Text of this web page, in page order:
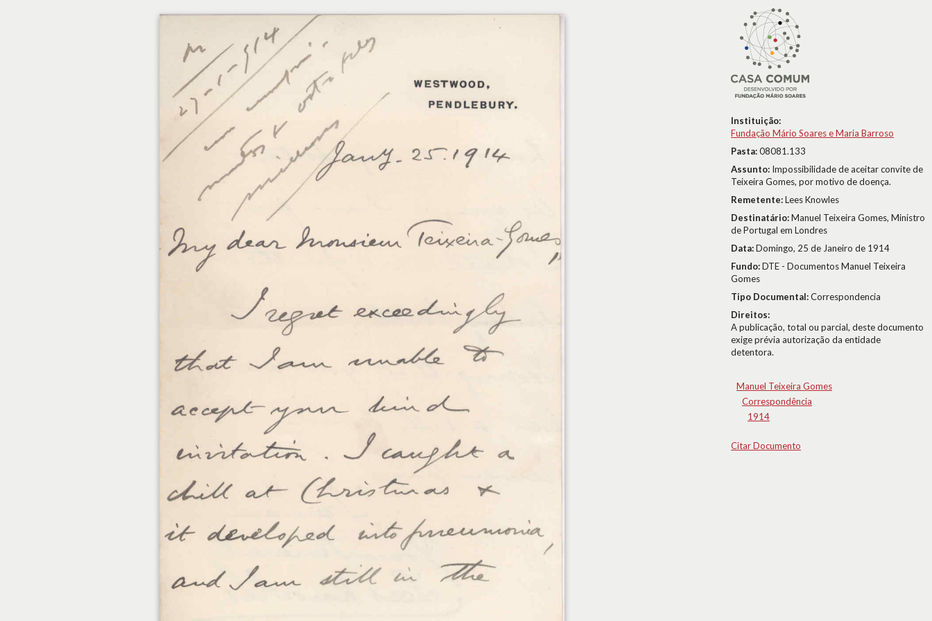
Instituição:
Fundação Mário Soares e Maria Barroso
Pasta:08081.133
Assunto: Impossibilidade de aceitar convite de
Teixeira Gomes, por motivo de doença.
Remetente:Lees Knowles
Destinatário:Manuel Teixeira Gomes, Ministro
de Portugal em Londres
Data:Domingo, 25 de Janeiro de 1914
Fundo:DTE - Documentos Manuel Teixeira
Gomes
Tipo Documental:Correspondencia
Direitos:
A publicação, total ou parcial, deste documento
exige prévia autorização da entidade
detentora.
Manuel Teixeira Gomes
Correspondência
1914
Citar Documento